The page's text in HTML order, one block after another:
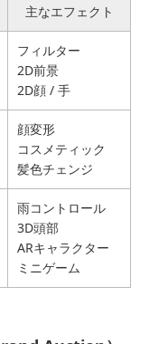
主なエフェクト
フィルター
2D前景
2D顔 / 手
顔変形
コスメティック
髪色チェンジ
雨コントロール
3D頭部
ARキャラクター
ミニゲーム